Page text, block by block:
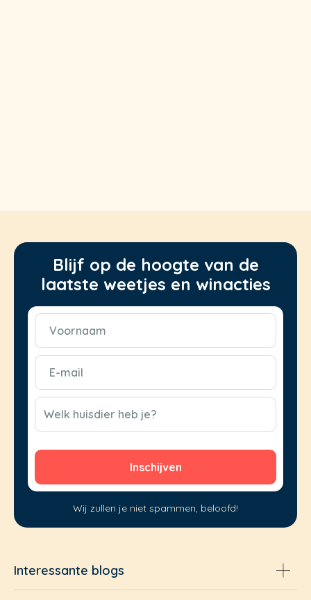
Blijf op de hoogte van de
laatste weetjes en winacties
Voornaam
(Vereist)
E-
mail
(Vereist)
CAPTCHA
Welk huisdier heb je?
Wij zullen je niet spammen, beloofd!
Interessante blogs